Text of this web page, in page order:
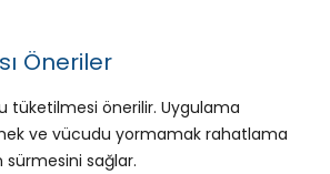
Öneriler
tüketilmesi önerilir. Uygulama
ve vücudu yormamak rahatlama
sağlar.